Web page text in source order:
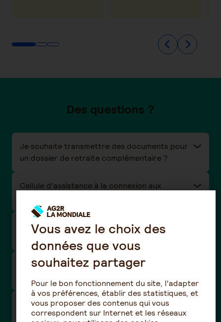
Des questions ?
Je souhaite transmettre des documents pour
un dossier de retraite complémentaire ?
Cellule d'assistance à la connexion aux
Comment déclarer le décès d'un proche en
Comment suivre mon dossier de retraite
Comment obtenir une aide financière de la part
de AG2R LA MONDIALE ?
Vous avez le choix des
données que vous
souhaitez partager
Pour le bon fonctionnement du site, l'adapter
à vos préférences, établir des statistiques, et
vous proposer des contenus qui vous
correspondent sur Internet et les réseaux